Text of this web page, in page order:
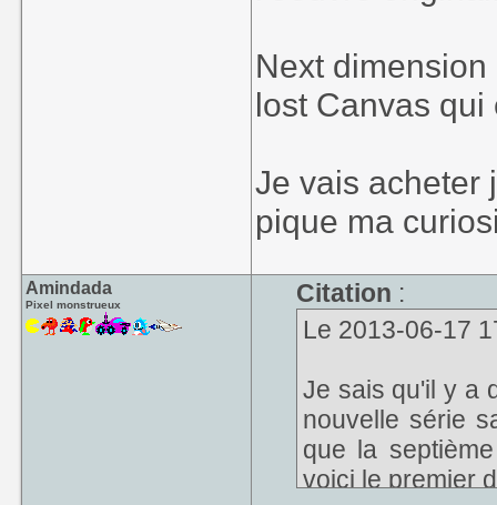
Next
lost Canvas qui
Je vais acheter
pique ma
Amindada
Pixel monstrueux Citation :
Le 2013-06-17
Je sais qu'il y a
nouvelle série
que la
voici le premier